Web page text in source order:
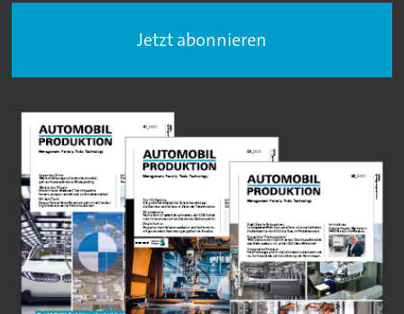
Jetzt abonnieren